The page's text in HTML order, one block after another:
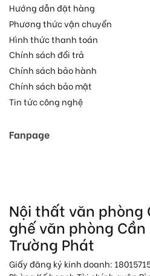
Hướng dẫn đặt hàng
Phương thức vận chuyển
Hình thức thanh toán
Chính sách đổi trả
Chính sách bảo hành
Chính sách bảo mật
Tin tức công nghệ
Fanpage
Nội thất văn phòng
ghế văn phòng
Trường Phát
Giấy đăng ký kinh doanh: